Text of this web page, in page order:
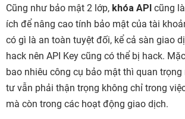
Cũng như bảo mật 2 lớp, khóa API cũng
ích để nâng cao tính bảo mật của tài
có gì là an toàn tuyệt đối, kể cả sàn giao
hack nên API Key cũng có thể bị hack.
bao nhiêu công cụ bảo mật thì quan
tư vẫn phải thận trọng không chỉ trong
mà còn trong các hoạt động giao dịch.